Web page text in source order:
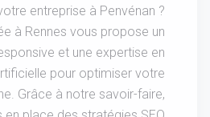
entreprise à Penvénan ?
à Rennes vous propose un
et une expertise en
pour optimiser votre
Grâce à notre savoir-faire,